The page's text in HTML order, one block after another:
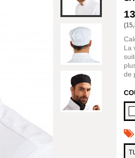
(
La
de